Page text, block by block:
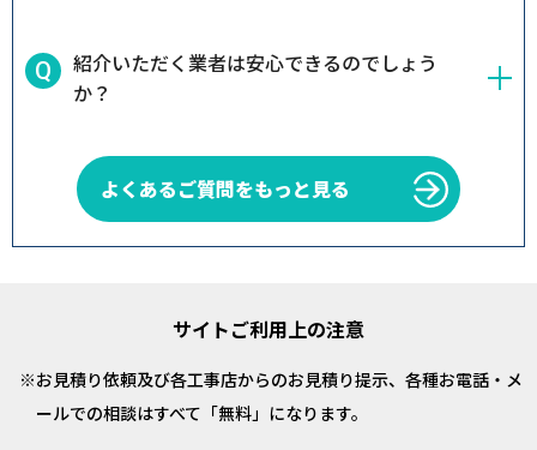
紹介いただく業者は安心できるのでしょう
か？
よくあるご質問をもっと見る
サイトご利用上の注意
お見積り依頼及び各工事店からのお見積り提示、各種お電話・メ
ールでの相談はすべて「無料」になります。